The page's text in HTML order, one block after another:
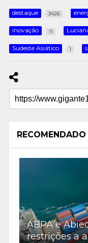
destaque 3426
inovação 11
Sudeste Asiático 1
RECOMENDADO
ABPA e
restrições a